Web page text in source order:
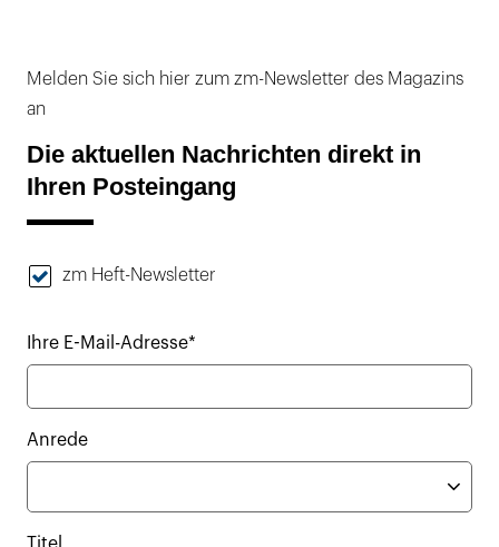
Melden Sie sich hier zum zm-Newsletter des Magazins
an
Die aktuellen Nachrichten direkt in
Ihren Posteingang
zm Heft-Newsletter
Ihre E-Mail-Adresse*
Anrede